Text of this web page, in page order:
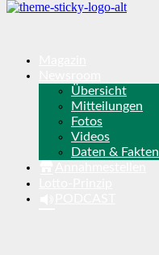
Übersicht
Mitteilungen
Fotos
Videos
Daten & Fakten